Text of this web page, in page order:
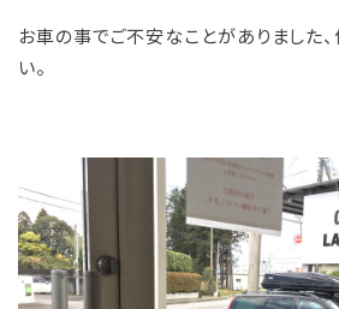
お車の事でご不安なことがありました
い。